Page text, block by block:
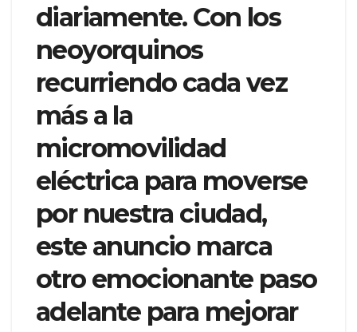
diariamente. Con los
neoyorquinos
recurriendo cada vez
más a la
micromovilidad
eléctrica para moverse
por nuestra ciudad,
este anuncio marca
otro emocionante paso
adelante para mejorar